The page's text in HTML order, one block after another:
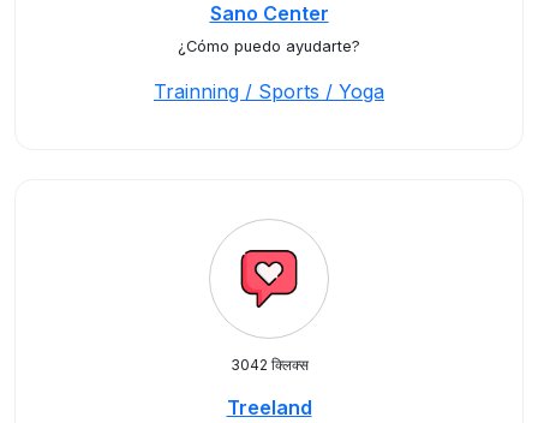
Sano Center
¿Cómo puedo ayudarte?
Trainning / Sports / Yoga
3042 क्लिक्स
Treeland